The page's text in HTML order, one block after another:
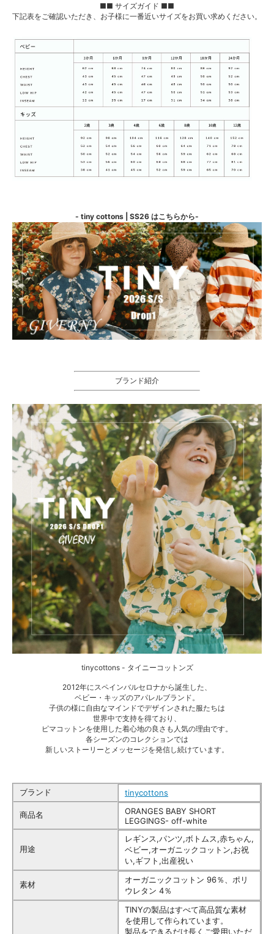
■■ サイズガイド ■■
下記表をご確認いただき、お子様に一番近いサイズをお買い求めください。
- tiny cottons | SS26 はこちらから-
ブランド紹介
tinycottons - タイニーコットンズ
2012年にスペインバルセロナから誕生した、
ベビー・キッズのアパレルブランド。
子供の様に自由なマインドでデザインされた服たちは
世界中で支持を得ており、
ピマコットンを使用した着心地の良さも人気の理由です。
各シーズンのコレクションでは
新しいストーリーとメッセージを発信し続けています。
ブランド tinycottons
商品名
ORANGES BABY SHORT
LEGGINGS- off-white
用途
レギンス,パンツ,ボトムス,赤ちゃん,
ベビー,オーガニックコットン,お祝
い,ギフト,出産祝い
素材
オーガニックコットン 96％、ポリ
ウレタン 4％
TINYの製品はすべて高品質な素材
を使用して作られています。
製品をできるだけ長くご愛用いただ